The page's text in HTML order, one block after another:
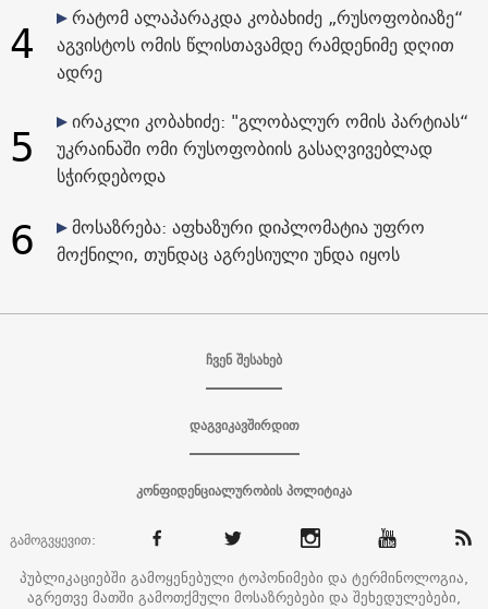
4
რატომ ალაპარაკდა კობახიძე „რუსოფობიაზე“
აგვისტოს ომის წლისთავამდე რამდენიმე დღით
ადრე
5
ირაკლი კობახიძე: "გლობალურ ომის პარტიას“
უკრაინაში ომი რუსოფობიის გასაღვივებლად
სჭირდებოდა
6
მოსაზრება: აფხაზური დიპლომატია უფრო
მოქნილი, თუნდაც აგრესიული უნდა იყოს
ჩვენ შესახებ
დაგვიკავშირდით
კონფიდენციალურობის პოლიტიკა
გამოგვყევით:
პუბლიკაციებში გამოყენებული ტოპონიმები და ტერმინოლოგია,
აგრეთვე მათში გამოთქმული მოსაზრებები და შეხედულებები,